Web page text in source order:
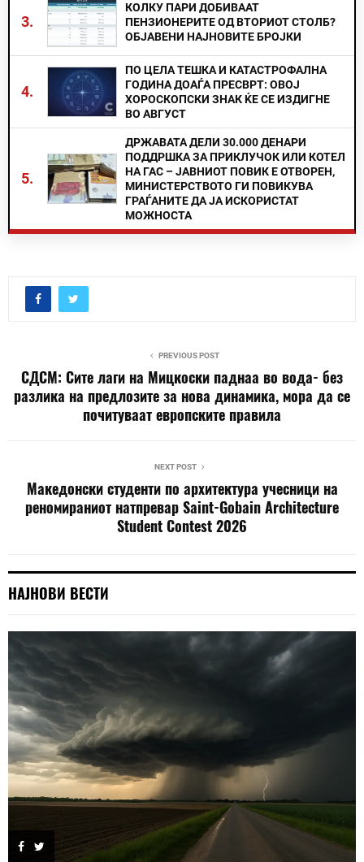
3.
КОЛКУ ПАРИ ДОБИВААТ
ПЕНЗИОНЕРИТЕ ОД ВТОРИОТ СТОЛБ?
ОБЈАВЕНИ НАЈНОВИТЕ БРОЈКИ
4.
ПО ЦЕЛА ТЕШКА И КАТАСТРОФАЛНА
ГОДИНА ДОАЃА ПРЕСВРТ: ОВОЈ
ХОРОСКОПСКИ ЗНАК ЌЕ СЕ ИЗДИГНЕ
ВО АВГУСТ
5.
ДРЖАВАТА ДЕЛИ 30.000 ДЕНАРИ
ПОДДРШКА ЗА ПРИКЛУЧОК ИЛИ КОТЕЛ
НА ГАС – ЈАВНИОТ ПОВИК Е ОТВОРЕН,
МИНИСТЕРСТВОТО ГИ ПОВИКУВА
ГРАЃАНИТЕ ДА ЈА ИСКОРИСТАТ
МОЖНОСТА
PREVIOUS POST
СДСМ: Сите лаги на Мицкоски паднаа во вода- без
разлика на предлозите за нова динамика, мора да се
почитуваат европските правила
NEXT POST
Македонски студенти по архитектура учесници на
реномираниот натпревар Saint-Gobain Architecture
Student Contest 2026
НАЈНОВИ ВЕСТИ